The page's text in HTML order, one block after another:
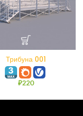
Трибуна 001
₽220